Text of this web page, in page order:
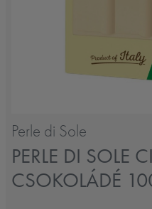
Perle di Sole
PERLE DI SOLE
CSOKOLÁDÉ